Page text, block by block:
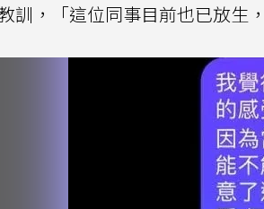
訓，「這位同事目前也已放生